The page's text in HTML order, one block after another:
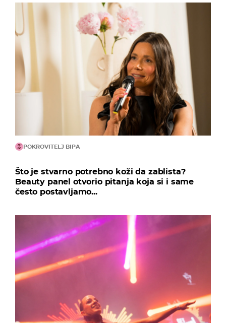
POKROVITELJ BIPA
Što je stvarno potrebno koži da zablista?
Beauty panel otvorio pitanja koja si i same
često postavljamo...